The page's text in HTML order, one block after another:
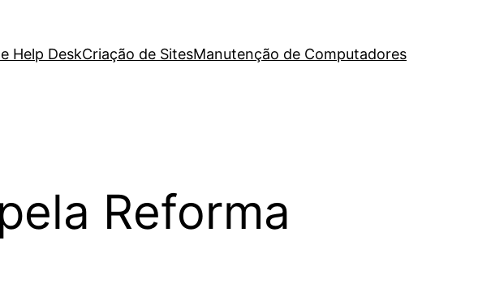
Help DeskCriação de SitesManutenção de Computadores
Reforma